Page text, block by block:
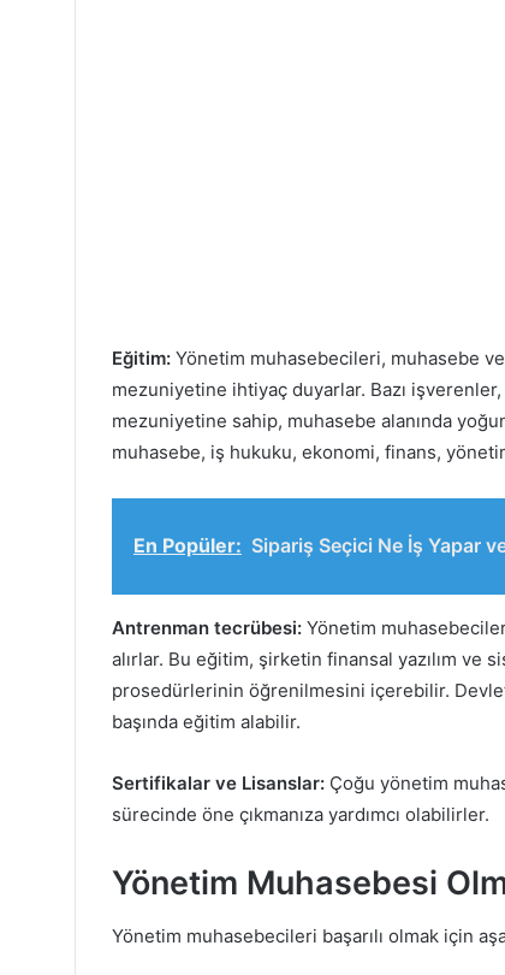
Eğitim: Yönetim muhasebecileri, muhasebe
mezuniyetine ihtiyaç duyarlar. Bazı
mezuniyetine sahip, muhasebe alanında
muhasebe, iş hukuku, ekonomi, finans,
En Popüler: Sipariş Seçici Ne İş Yapar
Antrenman tecrübesi: Yönetim
alırlar. Bu eğitim, şirketin finansal yazılım ve
prosedürlerinin öğrenilmesini içerebilir.
başında eğitim alabilir.
Sertifikalar ve Lisanslar: Çoğu yönetim
sürecinde öne çıkmanıza yardımcı olabilirler.
Yönetim Muhasebesi
Yönetim muhasebecileri başarılı olmak için